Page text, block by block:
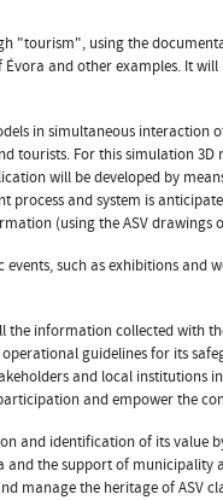
"tourism", using the
and other examples. It
in simultaneous
tourists. For this simulation
will be developed by
and system is
(using the ASV drawings
such as exhibitions and
information collected with
guidelines for its
and local institutions
and empower the
and identification of its value
the support of
manage the heritage of ASV